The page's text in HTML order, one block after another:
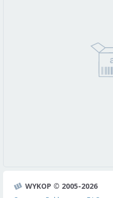
WYKOP © 2005-2026